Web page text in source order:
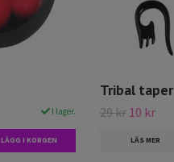
I lager.
LÄGG I KORGEN
Tribal taper
29 kr 10 kr
LÄS MER